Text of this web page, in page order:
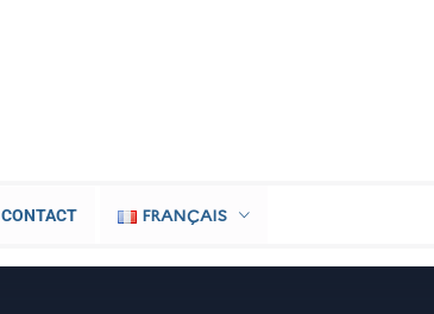
CONTACT FRANÇAIS